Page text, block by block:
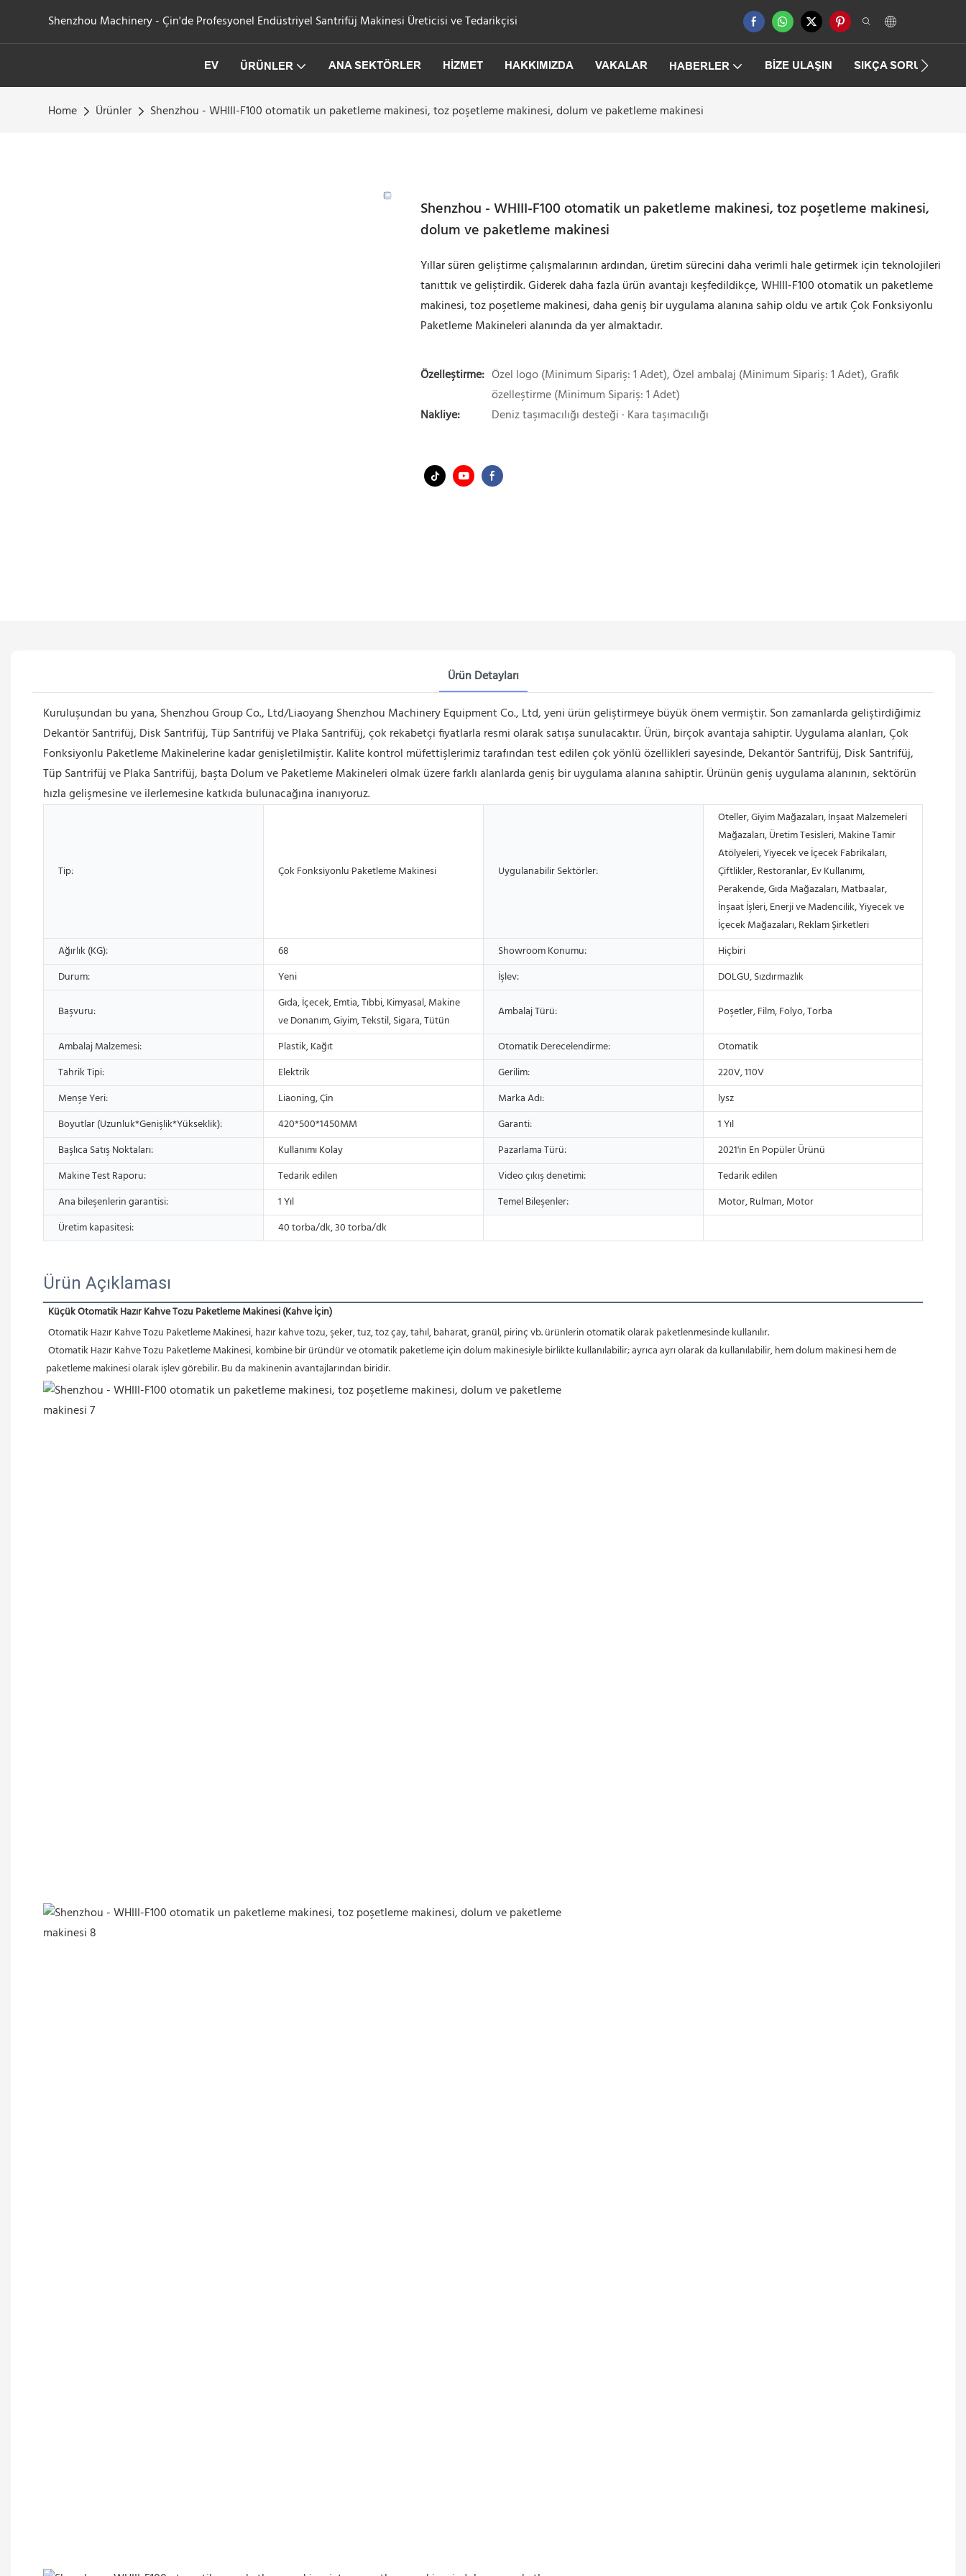
Shenzhou Machinery - Çin'de Profesyonel Endüstriyel Santrifüj Makinesi Üreticisi ve Tedarikçisi
EV ÜRÜNLER ANA SEKTÖRLER HIZMET HAKKIMIZDA VAKALAR HABERLER BIZE ULAŞIN SIKÇA SORULAN
Home Ürünler Shenzhou - WHIII-F100 otomatik un paketleme makinesi, toz poşetleme makinesi, dolum ve paketleme makinesi
Shenzhou - WHIII-F100 otomatik un paketleme makinesi, toz poşetleme makinesi,
dolum ve paketleme makinesi
Yıllar süren geliştirme çalışmalarının ardından, üretim sürecini daha verimli hale getirmek için teknolojileri
tanıttık ve geliştirdik. Giderek daha fazla ürün avantajı keşfedildikçe, WHIII-F100 otomatik un paketleme
makinesi, toz poşetleme makinesi, daha geniş bir uygulama alanına sahip oldu ve artık Çok Fonksiyonlu
Paketleme Makineleri alanında da yer almaktadır.
Özelleştirme: Özel logo (Minimum Sipariş: 1 Adet), Özel ambalaj (Minimum Sipariş: 1 Adet), Grafik
özelleştirme (Minimum Sipariş: 1 Adet)
Nakliye:
Deniz taşımacılığı desteği · Kara taşımacılığı
Ürün Detayları
Kuruluşundan bu yana, Shenzhou Group Co., Ltd/Liaoyang Shenzhou Machinery Equipment Co., Ltd, yeni ürün geliştirmeye büyük önem vermiştir. Son zamanlarda geliştirdiğimiz
Dekantör Santrifüj, Disk Santrifüj, Tüp Santrifüj ve Plaka Santrifüj, çok rekabetçi fiyatlarla resmi olarak satışa sunulacaktır. Ürün, birçok avantaja sahiptir. Uygulama alanları, Çok
Fonksiyonlu Paketleme Makinelerine kadar genişletilmiştir. Kalite kontrol müfettişlerimiz tarafından test edilen çok yönlü özellikleri sayesinde, Dekantör Santrifüj, Disk Santrifüj,
Tüp Santrifüj ve Plaka Santrifüj, başta Dolum ve Paketleme Makineleri olmak üzere farklı alanlarda geniş bir uygulama alanına sahiptir. Ürünün geniş uygulama alanının, sektörün
hızla gelişmesine ve ilerlemesine katkıda bulunacağına inanıyoruz.
Tip: Çok Fonksiyonlu Paketleme Makinesi Uygulanabilir Sektörler:
Oteller, Giyim Mağazaları, İnşaat Malzemeleri
Mağazaları, Üretim Tesisleri, Makine Tamir
Atölyeleri, Yiyecek ve İçecek Fabrikaları,
Çiftlikler, Restoranlar, Ev Kullanımı,
Perakende, Gıda Mağazaları, Matbaalar,
İnşaat İşleri, Enerji ve Madencilik, Yiyecek ve
İçecek Mağazaları, Reklam Şirketleri
Ağırlık (KG):
68 Showroom Konumu:
Hiçbiri
Durum:
Yeni İşlev: DOLGU, Sızdırmazlık
Başvuru:
Gıda, İçecek, Emtia, Tıbbi, Kimyasal, Makine
ve Donanım, Giyim, Tekstil, Sigara, Tütün
Ambalaj Türü: Poşetler, Film, Folyo, Torba
Ambalaj Malzemesi: Plastik, Kağıt Otomatik Derecelendirme:
Otomatik
Tahrik Tipi:
Elektrik Gerilim:
220V, 110V
Menşe Yeri:
Liaoning, Çin Marka Adı:
lysz
Boyutlar (Uzunluk*Genişlik*Yükseklik):
420*500*1450MM Garanti:
1 Yıl
Başlıca Satış Noktaları:
Kullanımı Kolay Pazarlama Türü:
2021'in En Popüler Ürünü
Makine Test Raporu:
Tedarik edilen Video çıkış denetimi:
Tedarik edilen
Ana bileşenlerin garantisi:
1 Yıl Temel Bileşenler:
Motor, Rulman, Motor
Üretim kapasitesi:
40 torba/dk, 30 torba/dk
Ürün Açıklaması
Küçük Otomatik Hazır Kahve Tozu Paketleme Makinesi (Kahve İçin)
Otomatik Hazır Kahve Tozu Paketleme Makinesi, hazır kahve tozu, şeker, tuz, toz çay, tahıl, baharat, granül, pirinç vb. ürünlerin otomatik olarak paketlenmesinde kullanılır.
paketleme makinesi olarak işlev görebilir. Bu da makinenin avantajlarından biridir.